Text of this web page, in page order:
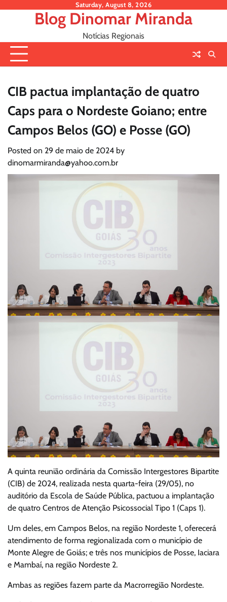
Saturday, August 8, 2026
Blog Dinomar Miranda
Notícias Regionais
CIB pactua implantação de quatro
Caps para o Nordeste Goiano; entre
Campos Belos (GO) e Posse (GO)
Posted on 29 de maio de 2024 by
dinomarmiranda@yahoo.com.br
A quinta reunião ordinária da Comissão Intergestores Bipartite
(CIB) de 2024, realizada nesta quarta-feira (29/05), no
auditório da Escola de Saúde Pública, pactuou a implantação
de quatro Centros de Atenção Psicossocial Tipo 1 (Caps 1).
Um deles, em Campos Belos, na região Nordeste 1, oferecerá
atendimento de forma regionalizada com o município de
Monte Alegre de Goiás; e três nos municípios de Posse, Iaciara
e Mambaí, na região Nordeste 2.
Ambas as regiões fazem parte da Macrorregião Nordeste.